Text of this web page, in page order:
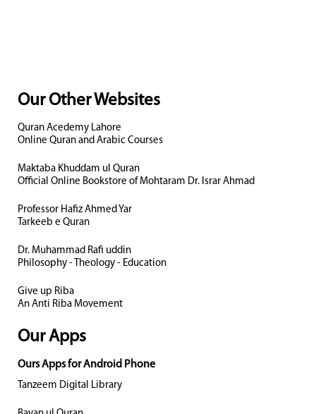
Our Other Websites
Quran Acedemy Lahore
Online Quran and Arabic Courses
Maktaba Khuddam ul Quran
Official Online Bookstore of Mohtaram Dr. Israr Ahmad
Professor Hafiz Ahmed Yar
Tarkeeb e Quran
Dr. Muhammad Rafi uddin
Philosophy - Theology - Education
Give up Riba
An Anti Riba Movement
Our Apps
Ours Apps for Android Phone
Tanzeem Digital Library